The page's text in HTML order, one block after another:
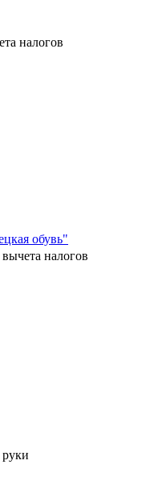
налогов
обувь"
вычета налогов
руки